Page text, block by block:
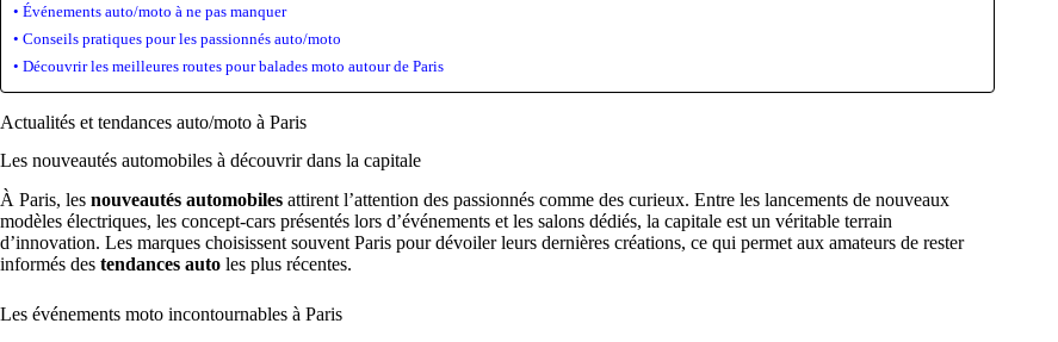
Événements auto/moto à ne pas manquer
Conseils pratiques pour les passionnés auto/moto
Découvrir les meilleures routes pour balades moto autour de Paris
Actualités et tendances auto/moto à Paris
Les nouveautés automobiles à découvrir dans la capitale
À Paris, les nouveautés automobiles attirent l’attention des passionnés comme des curieux. Entre les lancements de nouveaux
modèles électriques, les concept-cars présentés lors d’événements et les salons dédiés, la capitale est un véritable terrain
d’innovation. Les marques choisissent souvent Paris pour dévoiler leurs dernières créations, ce qui permet aux amateurs de rester
informés des tendances auto les plus récentes.
Les événements moto incontournables à Paris